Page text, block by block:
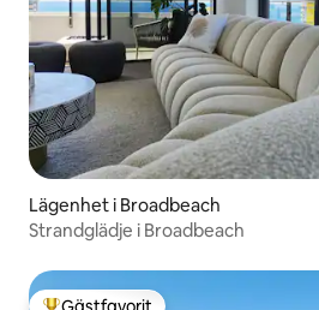
Lägenhet i Broadbeach
Strandglädje i Broadbeach